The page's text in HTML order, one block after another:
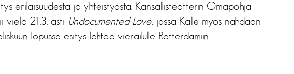
erilaisuudesta ja yhteistyöstä. Kansallisteatterin Omapohja -
vielä 21.3. asti Undocumented Love, jossa Kalle myös nähdään
lopussa esitys lähtee vierailulle Rotterdamiin.